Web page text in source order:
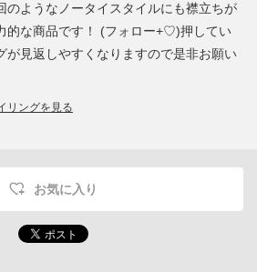
のようなノータイスタイルにも襟立ちが
的な商品です！ (フォロー+♡)押してい
が見返しやすくなりますので是非お願い
リングを見る
お気に入り